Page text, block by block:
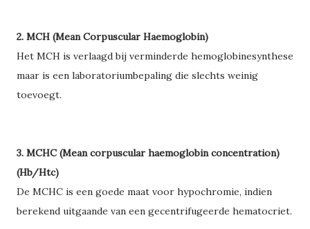
2. MCH (Mean Corpuscular Haemoglobin)
Het MCH is verlaagd bij verminderde hemoglobinesynthese
maar is een laboratoriumbepaling die slechts weinig
toevoegt.
3. MCHC (Mean corpuscular haemoglobin concentration)
(Hb/Htc)
De MCHC is een goede maat voor hypochromie, indien
berekend uitgaande van een gecentrifugeerde hematocriet.